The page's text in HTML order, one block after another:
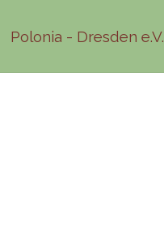
Polonia - Dresden e.V.